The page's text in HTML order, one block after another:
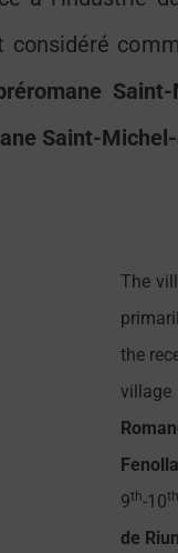
considéré
Saint-
The
the
9th-10th
de